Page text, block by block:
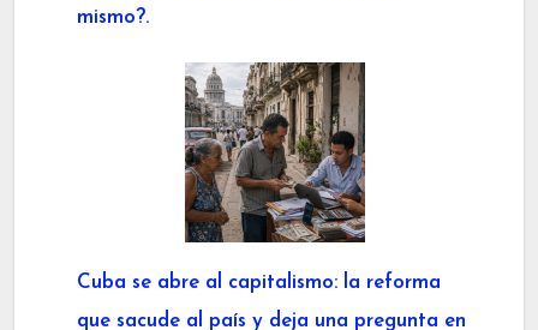
mismo?.
Cuba se abre al capitalismo: la reforma
que sacude al país y deja una pregunta en